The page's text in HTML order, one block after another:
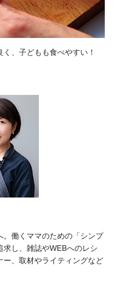
、子どもも食べやすい！
。働くママのための「シンプ
求し、雑誌やWEBへのレシ
ー、取材やライティングなど